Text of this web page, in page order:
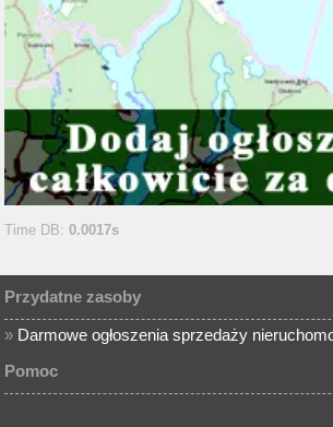
Time DB:0.0017s
Przydatne zasoby
» Darmowe ogłoszenia sprzedaży
Pomoc